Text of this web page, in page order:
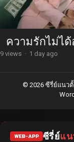
ความรักไม่ไ
9 views · 1 day ago
© 2026 ซีรี่ย์แนว
WEB-APP ซีรี่ย์แน